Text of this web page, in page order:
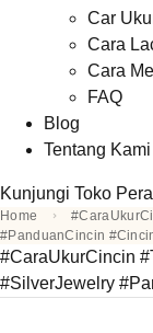
Car
Cara
Cara
FAQ
Blog
Tentang Kami
Kunjungi Toko
Home
#PanduanCincin
#CaraUkurCincin
#SilverJewelry